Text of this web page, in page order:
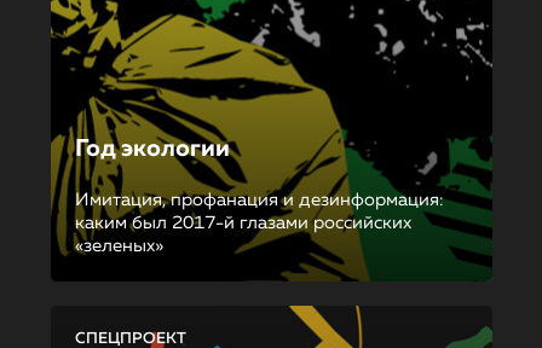
Год экологии
Имитация, профанация и дезинформация:
каким был 2017-й глазами российских
«зеленых»
СПЕЦПРОЕКТ